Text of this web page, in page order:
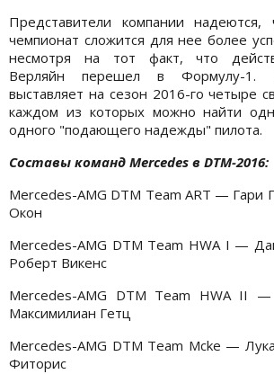
Представители компании
чемпионат сложится для нее более
несмотря на тот факт, что
Верляйн перешел в Формулу-1.
выставляет на сезон 2016-го четыре
каждом из которых можно найти
одного "подающего надежды" пилота.
Составы команд Mercedes в DTM-2016:
Mercedes-AMG DTM Team ART — Гари
Окон
Mercedes-AMG DTM Team HWA I —
Роберт Викенс
Mercedes-AMG DTM Team HWA II
Максимилиан Гетц
Mercedes-AMG DTM Team Mcke —
Фиторис